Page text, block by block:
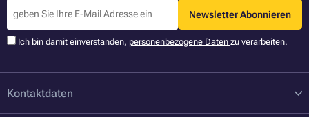
Newsletter Abonnieren
Ich bin damit einverstanden, personenbezogene Daten zu verarbeiten.
Kontaktdaten